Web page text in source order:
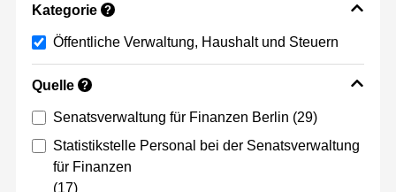
Kategorie ?
Öffentliche Verwaltung, Haushalt und Steuern
Quelle ?
Senatsverwaltung für Finanzen Berlin (29)
Statistikstelle Personal bei der Senatsverwaltung
für Finanzen
(17)